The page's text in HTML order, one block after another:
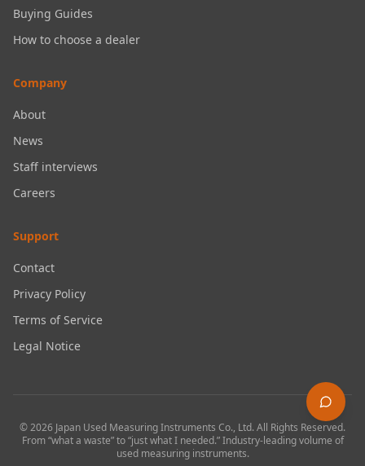
Buying Guides
How to choose a dealer
Company
About
News
Staff interviews
Careers
Support
Contact
Privacy Policy
Terms of Service
Legal Notice
©2026 Japan Used Measuring Instruments Co., Ltd. All Rights Reserved.
From “what a waste” to “just what I needed.” Industry-leading volume of
used measuring instruments.